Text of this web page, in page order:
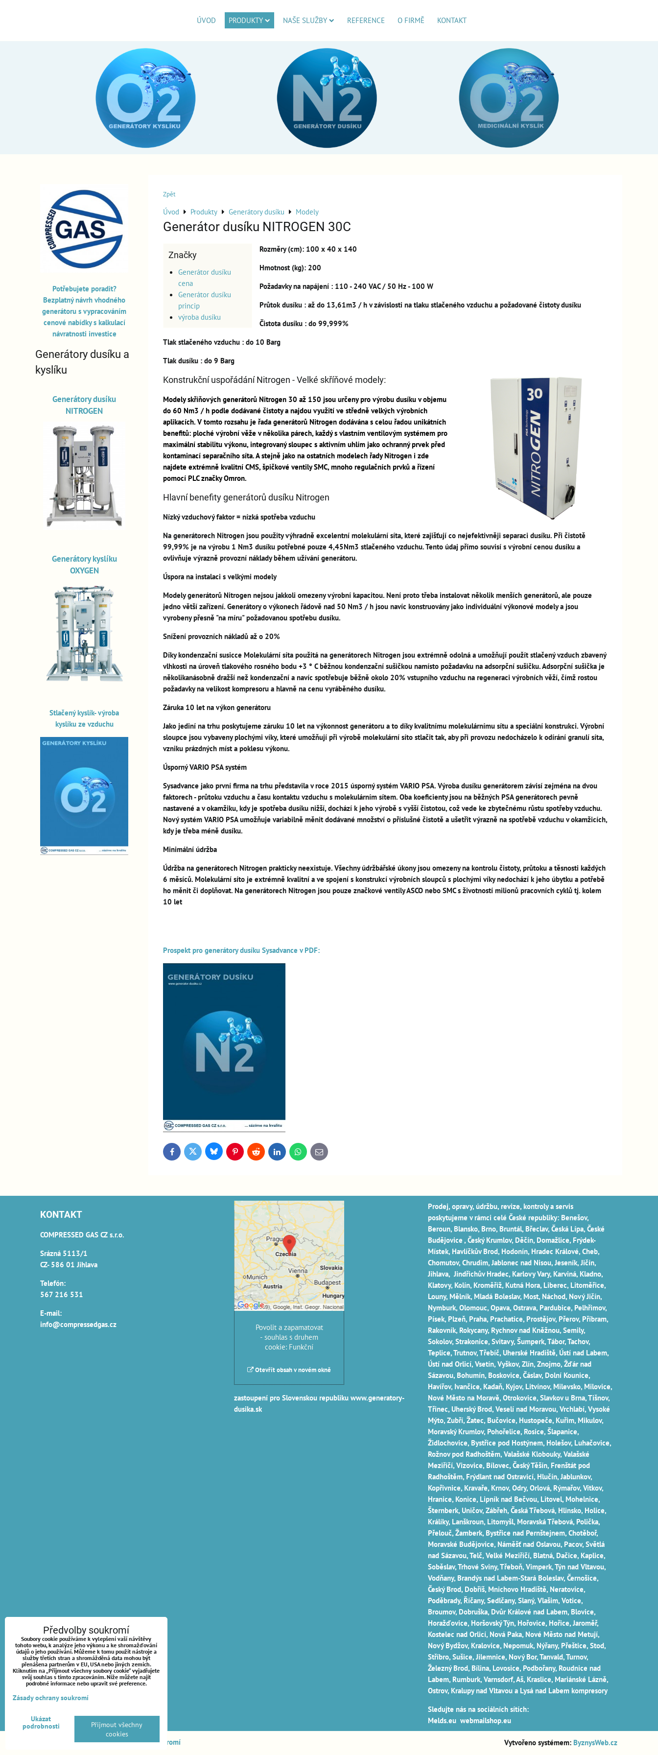
ÚVOD PRODUKTY NAŠE SLUŽBY REFERENCE O FIRMĚ KONTAKT
Zpět
Úvod Produkty Generátory dusíku Modely
Generátor dusíku NITROGEN 30C
Značky
Generátor dusíku
cena
Generátor dusíku
princip
výroba dusíku
Rozměry(cm): 100 x 40 x 140
Hmotnost (kg): 200
Požadavky na napájení : 110 - 240 VAC / 50 Hz - 100 W
Průtok dusíku : až do 13,61m3 / h v závislosti na tlaku stlačeného vzduchu a požadované čistoty dusíku
Čistota dusíku : do 99,999%
Tlak stlačeného vzduchu : do 10 Barg
Tlak dusíku : do 9 Barg
Konstrukční uspořádání Nitrogen - Velké skříňové modely:
Modely skříňových generátorů Nitrogen 30 až 150 jsou určeny pro výrobu dusíku v objemu
do 60 Nm3 / h podle dodávané čistoty a najdou využití ve středně velkých výrobních
aplikacích. V tomto rozsahu je řada generátorů Nitrogen dodávána s celou řadou unikátních
benefitů: ploché výrobní věže v několika párech, každý s vlastním ventilovým systémem pro
maximální stabilitu výkonu, integrovaný sloupec s aktivním uhlím jako ochranný prvek před
kontaminací separačního síta. A stejně jako na ostatních modelech řady Nitrogen i zde
najdete extrémně kvalitní CMS, špičkové ventily SMC, mnoho regulačních prvků a řízení
pomocí PLC značky Omron.
Hlavní benefity generátorů dusíku Nitrogen
Nízký vzduchový faktor = nízká spotřeba vzduchu
Na generátorech Nitrogen jsou použity výhradně excelentní molekulární síta, které zajišťují co nejefektivněji separaci dusíku. Při čistotě
99,99% je na výrobu 1 Nm3 dusíku potřebné pouze 4,45Nm3 stlačeného vzduchu. Tento údaj přímo souvisí s výrobní cenou dusíku a
ovlivňuje výrazně provozní náklady během užívání generátoru.
Úspora na instalaci s velkými modely
Modely generátorů Nitrogen nejsou jakkoli omezeny výrobní kapacitou. Není proto třeba instalovat několik menších generátorů, ale pouze
jedno větší zařízení. Generátory o výkonech řádově nad 50 Nm3 / h jsou navíc konstruovány jako individuální výkonové modely a jsou
vyrobeny přesně "na míru" požadovanou spotřebu dusíku.
Snížení provozních nákladů až o 20%
Díky kondenzační susicce Molekulární síta použitá na generátorech Nitrogen jsou extrémně odolná a umožňují použít stlačený vzduch zbavený
vlhkosti na úroveň tlakového rosného bodu +3 ° C běžnou kondenzační sušičkou namísto požadavku na adsorpční sušičku. Adsorpční sušička je
několikanásobně dražší než kondenzační a navíc spotřebuje běžně okolo 20% vstupního vzduchu na regeneraci výrobních věží, čímž rostou
požadavky na velikost kompresoru a hlavně na cenu vyráběného dusíku.
Záruka 10 let na výkon generátoru
Jako jediní na trhu poskytujeme záruku 10 let na výkonnost generátoru a to díky kvalitnímu molekulárnímu sítu a speciální konstrukci. Výrobní
sloupce jsou vybaveny plochými víky, které umožňují při výrobě molekulární síto stlačit tak, aby při provozu nedocházelo k odírání granulí síta,
vzniku prázdných míst a poklesu výkonu.
Úsporný VARIO PSA systém
Sysadvance jako první firma na trhu představila v roce 2015 úsporný systém VARIO PSA. Výroba dusíku generátorem závisí zejména na dvou
faktorech - průtoku vzduchu a času kontaktu vzduchu s molekulárním sítem. Oba koeficienty jsou na běžných PSA generátorech pevně
nastavené a v okamžiku, kdy je spotřeba dusíku nižší, dochází k jeho výrobě s vyšší čistotou, což vede ke zbytečnému růstu spotřeby vzduchu.
Nový systém VARIO PSA umožňuje variabilně měnit dodávané množství o příslušné čistotě a ušetřit výrazně na spotřebě vzduchu v okamžicích,
kdy je třeba méně dusíku.
Minimální údržba
Údržba na generátorech Nitrogen prakticky neexistuje. Všechny údržbářské úkony jsou omezeny na kontrolu čistoty, průtoku a těsnosti každých
6 měsíců. Molekulární síto je extrémně kvalitní a ve spojení s konstrukcí výrobních sloupců s plochými víky nedochází k jeho úbytku a potřebě
ho měnit či doplňovat. Na generátorech Nitrogen jsou pouze značkové ventily ASCO nebo SMC s životností milionů pracovních cyklů tj. kolem
10 let
Prospekt pro generátory dusíku Sysadvance v PDF:
FacebookTwitterBlueskyPinterestReddit LinkedInWhatsApp
E-
mail
Potřebujete poradit?
Bezplatný návrh vhodného
generátoru s vypracováním
cenové nabídky s kalkulací
návratnosti investice
Generátory dusíku a
kyslíku
Generátory dusíku
NITROGEN
Generátory kyslíku
OXYGEN
Stlačený kyslík- výroba
kyslíku ze vzduchu
KONTAKT
COMPRESSED GAS CZ s.r.o.
Srázná 5113/1
CZ- 586 01 Jihlava
Telefón:
567 216 531
E-mail:
info@compressedgas.cz
Externí obsah je
blokován Volbami
soukromí
Přejete si načíst externí
obsah?
Povolit jednou
Povolit a zapamatovat
- souhlas s druhem
cookie: Funkční
Otevřít obsah v novém okně
zastoupení pro Slovenskou republiku www.generatory-
dusika.sk
Prodej, opravy, údržbu, revize, kontroly a servis
poskytujeme v rámci celé České republiky: Benešov,
Beroun, Blansko, Brno, Bruntál, Břeclav, Česká Lípa‎, České
Budějovice‎ , Český Krumlov‎, Děčín‎, Domažlice‎, Frýdek-
Místek‎, Havlíčkův Brod‎, Hodonín, Hradec Králové‎, Cheb‎,
Chomutov‎, Chrudim‎, Jablonec nad Nisou‎, Jeseník‎, Jičín‎,
Jihlava, Jindřichův Hradec‎, Karlovy Vary‎, Karviná‎, Kladno‎,
Klatovy‎, Kolín‎, Kroměříž‎, Kutná Hora‎, Liberec‎, Litoměřice‎,
Louny‎, Mělník‎, Mladá Boleslav‎, Most‎, Náchod‎, Nový Jičín‎,
Nymburk‎, Olomouc‎, Opava, Ostrava‎, Pardubice‎, Pelhřimov‎,
Písek‎‎, Plzeň‎‎‎, Praha‎, Prachatice‎, Prostějov‎, Přerov‎, Příbram‎,
Rakovník‎, Rokycany, Rychnov nad Kněžnou, Semily‎,
Sokolov‎, Strakonice, Svitavy, Šumperk, Tábor, Tachov,
Teplice, Trutnov‎, Třebíč, Uherské Hradiště, Ústí nad Labem‎,
Ústí nad Orlicí‎, Vsetín, Vyškov, Zlín, Znojmo, Žďár nad
Sázavou, Bohumín, Boskovice‎, Čáslav‎, Dolní Kounice‎,
Havířov‎, Ivančice‎, Kadaň, Kyjov, Litvínov‎, Milevsko‎, Milovice‎,
Nové Město na Moravě‎, Otrokovice‎‎, Slavkov u Brna‎, Tišnov‎,
Třinec‎, Uherský Brod‎, Veselí nad Moravou‎, Vrchlabí‎, Vysoké
Mýto‎, Zubří‎, Žatec‎, Bučovice, Hustopeče, Kuřim, Mikulov,
Moravský Krumlov, Pohořelice, Rosice, Šlapanice,
Židlochovice, Bystřice pod Hostýnem, Holešov, Luhačovice,
Rožnov pod Radhoštěm, Valašské Klobouky, Valašské
Meziříčí, Vizovice, Bílovec, Český Těšín, Frenštát pod
Radhoštěm, Frýdlant nad Ostravicí, Hlučín, Jablunkov,
Kopřivnice, Kravaře, Krnov, Odry, Orlová, Rýmařov, Vítkov,
Hranice, Konice, Lipník nad Bečvou, Litovel, Mohelnice,
Šternberk, Uničov, Zábřeh, Česká Třebová, Hlinsko, Holice,
Králíky, Lanškroun, Litomyšl, Moravská Třebová, Polička,
Přelouč, Žamberk, Bystřice nad Pernštejnem, Chotěboř,
Moravské Budějovice, Náměšť nad Oslavou, Pacov, Světlá
nad Sázavou, Telč, Velké Meziříčí, Blatná, Dačice, Kaplice,
Soběslav, Trhové Sviny, Třeboň, Vimperk, Týn nad Vltavou,
Vodňany, Brandýs nad Labem-Stará Boleslav, Černošice,
Český Brod, Dobříš, Mnichovo Hradiště, Neratovice,
Poděbrady, Říčany, Sedlčany, Slaný, Vlašim, Votice,
Broumov, Dobruška, Dvůr Králové nad Labem, Blovice,
Horažďovice, Horšovský Týn, Hořovice, Hořice, Jaroměř,
Kostelec nad Orlicí, Nová Paka, Nové Město nad Metují,
Nový Bydžov, Kralovice, Nepomuk, Nýřany, Přeštice, Stod,
Stříbro, Sušice, Jilemnice, Nový Bor, Tanvald, Turnov,
Železný Brod, Bílina, Lovosice, Podbořany, Roudnice nad
Labem, Rumburk, Varnsdorf, Aš, Kraslice, Mariánské Lázně,
Ostrov, Kralupy nad Vltavou a Lysá nad Labem kompresory
Sledujte nás na sociálních sítích:
Melds.eu webmailshop.eu
Předvolby soukromí Zásady ochrany soukromí Vytvořeno systémem: ByznysWeb.cz
Předvolby soukromí
Soubory cookie používáme k vylepšení vaší návštěvy
tohoto webu, k analýze jeho výkonu a ke shromažďování
údajů o jeho používání. Můžeme k tomu použít nástroje a
služby třetích stran a shromážděná data mohou být
přenášena partnerům v EU, USA nebo jiných zemích.
Kliknutím na „Přijmout všechny soubory cookie“ vyjadřujete
svůj souhlas s tímto zpracováním. Níže můžete najít
podrobné informace nebo upravit své preference.
Zásady ochrany soukromí
Ukázat
podrobnosti
Přijmout všechny
cookies